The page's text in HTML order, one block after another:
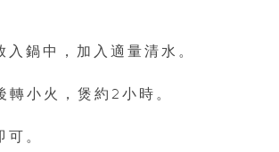
鍋中，加入適量清水。
小火，煲約2小時。
。